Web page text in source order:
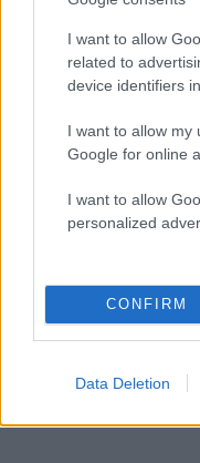
I want to allow
related to
device identifiers
I want to allow my
Google for online
I want to allow
personalized
CONFIRM
Data Deletion
News
Νίκος Ψαρράς:
Φωτογραφίες
26.09.2025
News
Νίκος Ψαρράς:
μέρα αυτή»
ΔΙΑΦΗΜΙΣΗ